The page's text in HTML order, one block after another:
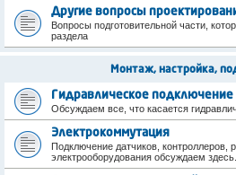
Другие вопросы
Вопросы подготовительной части,
раздела
Монтаж, настройка,
Гидравлическое подключение
Обсуждаем все, что касается
Электрокоммутация
Подключение датчиков, контроллеров,
электрооборудования обсуждаем здесь.